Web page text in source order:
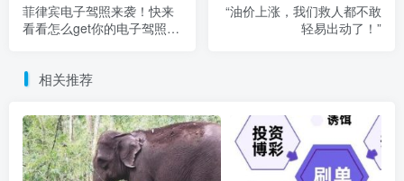
菲律宾电子驾照来袭！快来
看看怎么get你的电子驾照
“油价上涨，我们救人都不敢
轻易出动了！”
相关推荐